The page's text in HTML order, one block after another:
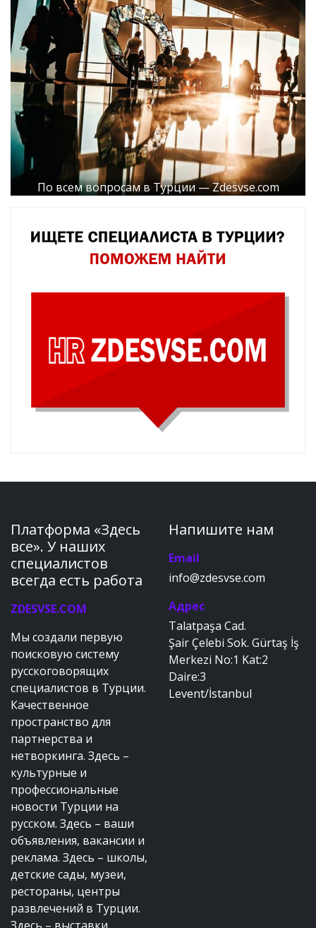
По всем вопросам в Турции — Zdesvse.com
Платформа «Здесь
все». У наших
специалистов
всегда есть работа
ZDESVSE.COM
Мы создали первую
поисковую систему
русскоговорящих
специалистов в Турции.
Качественное
пространство для
партнерства и
нетворкинга. Здесь –
культурные и
профессиональные
новости Турции на
русском. Здесь – ваши
объявления, вакансии и
реклама. Здесь – школы,
детские сады, музеи,
рестораны, центры
развлечений в Турции.
Напишите нам
Email
info@zdesvse.com
Адрес
Talatpaşa Cad.
Şair Çelebi Sok. Gürtaş İş
Merkezi No:1 Kat:2
Daire:3
Levent/İstanbul